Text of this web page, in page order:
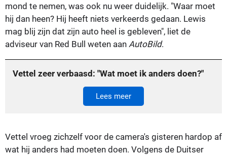
mond te nemen, was ook nu weer duidelijk. "Waar moet
hij dan heen? Hij heeft niets verkeerds gedaan. Lewis
mag blij zijn dat zijn auto heel is gebleven", liet de
adviseur van Red Bull weten aan AutoBild.
Vettel zeer verbaasd: "Wat moet ik anders doen?"
Lees meer
Vettel vroeg zichzelf voor de camera's gisteren hardop af
wat hij anders had moeten doen. Volgens de Duitser